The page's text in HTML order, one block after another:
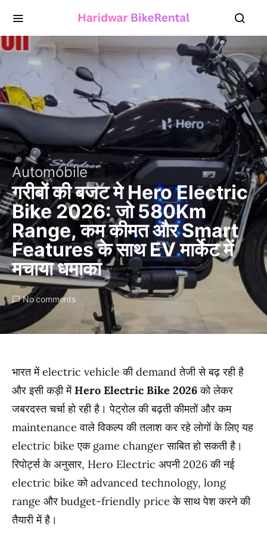
Automobile
गरीबों की बजट मे Hero Electric
Bike 2026: जो 580Km
Range, कम कीमत और Smart
Features के साथ EV मार्केट में
मचाया धमाका
No comments
भारत में electric vehicle की demand तेजी से बढ़ रही है
और इसी कड़ी में Hero Electric Bike 2026को लेकर
जबरदस्त चर्चा हो रही है। पेट्रोल की बढ़ती कीमतों और कम
maintenance वाले विकल्प की तलाश कर रहे लोगों के लिए यह
electric bike एक game changer साबित हो सकती है।
रिपोर्ट्स के अनुसार, Hero Electric अपनी 2026 की नई
electric bike को advanced technology, long
range और budget-friendly price के साथ पेश करने की
तैयारी में है।